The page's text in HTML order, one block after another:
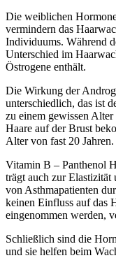
Die weiblichen
vermindern das
Individuums. Während
Unterschied im
Östrogene enthält.
Die Wirkung der
unterschiedlich, das ist
zu einem gewissen
Haare auf der Brust
Alter von fast 20 Jahren.
Vitamin B – Panthenol
trägt auch zur Elastizität
von Asthmapatienten
keinen Einfluss auf das
eingenommen werden,
Schließlich sind die
und sie helfen beim